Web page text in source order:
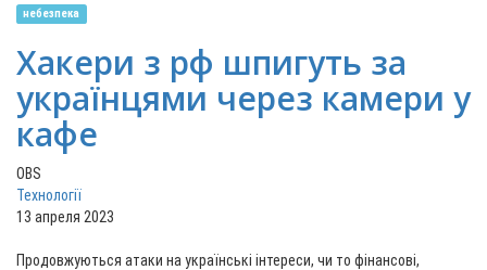
небезпека
Хакери з рф шпигуть за
українцями через камери у
кафе
OBS
Технології
13 апреля 2023
Продовжуються атаки на українські інтереси, чи то фінансові,